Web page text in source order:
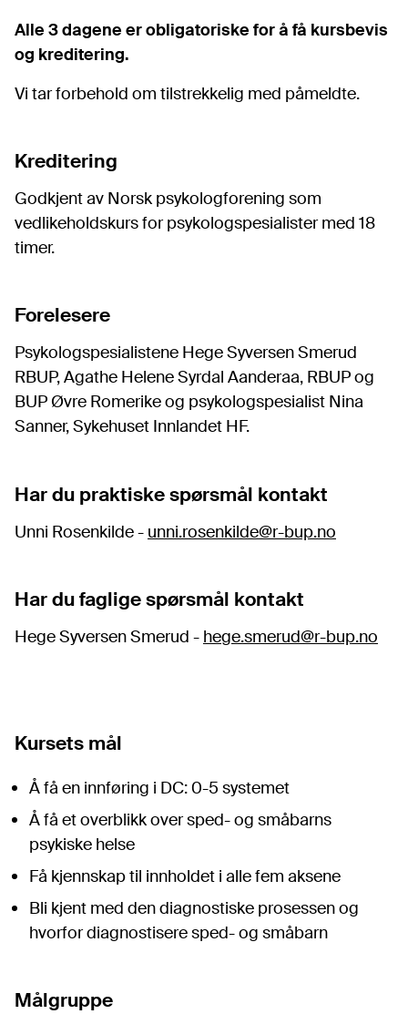
Alle 3 dagene er obligatoriske for å få kursbevis
og kreditering.
Vi tar forbehold om tilstrekkelig med påmeldte.
Kreditering
Godkjent av Norsk psykologforening som
vedlikeholdskurs for psykologspesialister med 18
timer.
Forelesere
Psykologspesialistene Hege Syversen Smerud
RBUP, Agathe Helene Syrdal Aanderaa, RBUP og
BUP Øvre Romerike og psykologspesialist Nina
Sanner, Sykehuset Innlandet HF.
Har du praktiske spørsmål kontakt
Unni Rosenkilde - unni.rosenkilde@r-bup.no
Har du faglige spørsmål kontakt
Hege Syversen Smerud - hege.smerud@r-bup.no
Kursets mål
Å få en innføring i DC: 0-5 systemet
Å få et overblikk over sped- og småbarns
psykiske helse
Få kjennskap til innholdet i alle fem aksene
Bli kjent med den diagnostiske prosessen og
hvorfor diagnostisere sped- og småbarn
Målgruppe